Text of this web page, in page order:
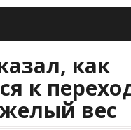
как
к
вес